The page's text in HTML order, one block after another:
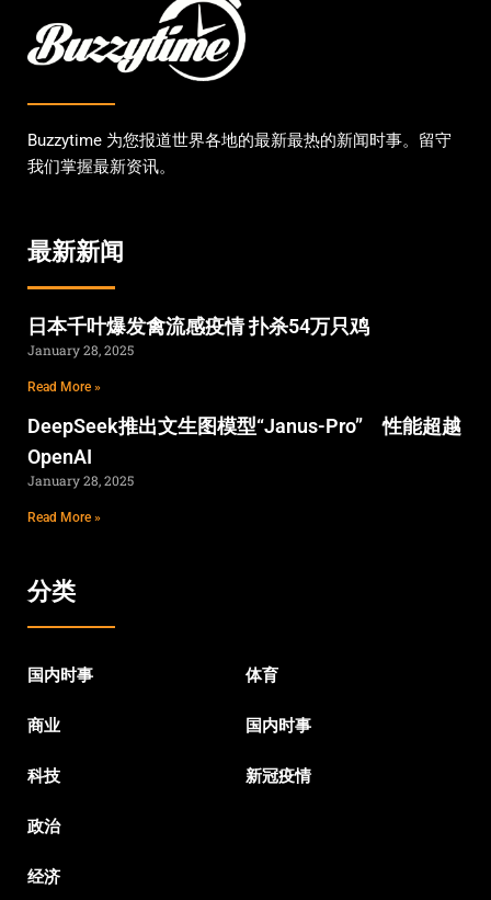
Buzzytime 为您报道世界各地的最新最热的新闻时事。留守
我们掌握最新资讯。
最新新闻
日本千叶爆发禽流感疫情 扑杀54万只鸡
January 28, 2025
Read More »
DeepSeek推出文生图模型“Janus-Pro” 性能超越
OpenAI
January 28, 2025
Read More »
分类
国内时事
商业
科技
政治
经济
体育
国内时事
新冠疫情